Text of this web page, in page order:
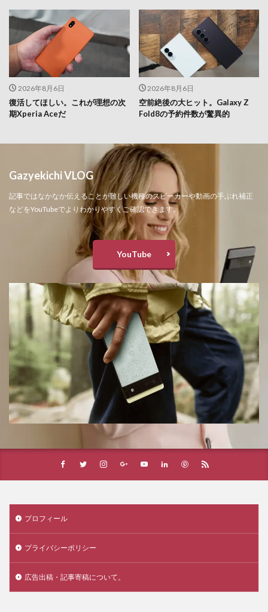
2026年8月6日
復活してほしい。これが理想の次
期Xperia Aceだ
2026年8月6日
空前絶後の大ヒット。Galaxy Z
Fold8の予約件数が驚異的
Gazyekichi VLOG
記事ではなかなか伝えることが難しい機種のスピーカーや動画の手ぶれ補正
などをYouTubeでよりわかりやすくご確認できます。
YouTube
プロフィール
プライバシーポリシー
広告出稿・記事寄稿について。